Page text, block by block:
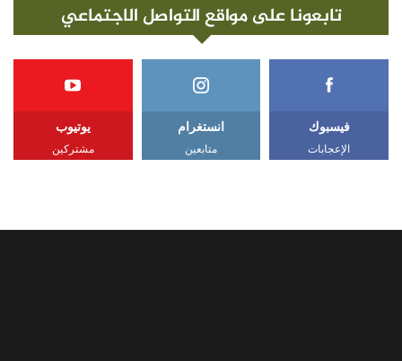
تابعونا على مواقع التواصل الاجتماعي
فيسبوك
الإعجابات
انستغرام
متابعين
يوتيوب
مشتركين